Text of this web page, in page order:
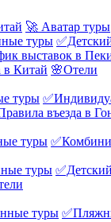
🚀 Аватар туры
туры
выставок в
в Китай 🌸Отели
туры
въезда в
туры
туры
туры